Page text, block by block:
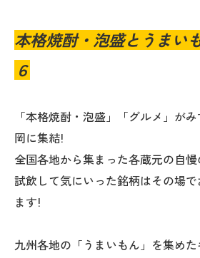
本格焼酎・泡盛とうまい
６
「本格焼酎・泡盛」「グルメ」が
岡に集結!
全国各地から集まった各蔵元の自
試飲して気にいった銘柄はその場
ます!
九州各地の「うまいもん」を集め